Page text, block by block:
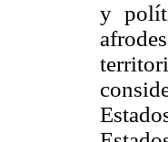
y